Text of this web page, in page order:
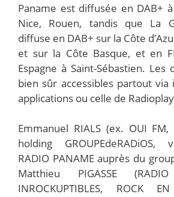
Paname est diffusée en DAB+
Nice, Rouen, tandis que La
diffuse en DAB+ sur la Côte
et sur la Côte Basque, et en
Espagne à Saint-Sébastien.
bien sûr accessibles partout
applications ou celle de
Emmanuel RIALS (ex. OUI FM,
holding GROUPEdeRADiOS,
RADIO PANAME auprès du
Matthieu PIGASSE
INROCKUPTIBLES, ROCK